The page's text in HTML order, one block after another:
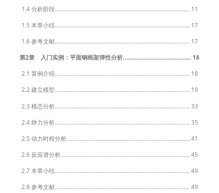
1.4 分析阶段……………………………………………………………………………….. 11
1.5 本章小结……………………………………………………………………………….. 17
1.6 参考文献……………………………………………………………………………….. 17
第2章 入门实例：平面钢框架弹性分析…………………………………… 18
2.1 算例介绍……………………………………………………………………………….. 18
2.2 建立模型……………………………………………………………………………….. 19
2.3 模态分析……………………………………………………………………………….. 33
2.4 静力分析……………………………………………………………………………….. 35
2.5 动力时程分析………………………………………………………………………… 41
2.6 反应谱分析……………………………………………………………………………. 45
2.7 本章小结……………………………………………………………………………….. 49
2.8 参考文献……………………………………………………………………………….. 49